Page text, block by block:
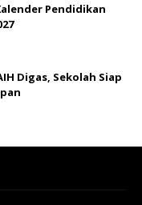
Pendidikan
Digas, Sekolah Siap